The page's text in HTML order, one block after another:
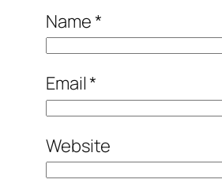
Name*
Email*
Website